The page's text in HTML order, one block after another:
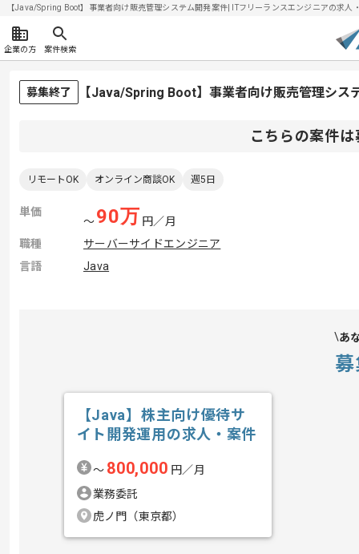
【Java/Spring Boot】事業者向け販売管理システム開発案件| ITフリーランスエンジニアの求
企業の方 案件検索
募集終了 【Java/Spring Boot】事業者向け販売管理シス
こちらの案件
リモートOK オンライン商談OK 週5日
単価
〜90万 円／月
職種
サーバーサイドエンジニア
言語
Java
あ
【Java】株主向け優待サ
イト開発運用の求人・案件
〜 800,000 円／月
業務委託
虎ノ門（東京都）